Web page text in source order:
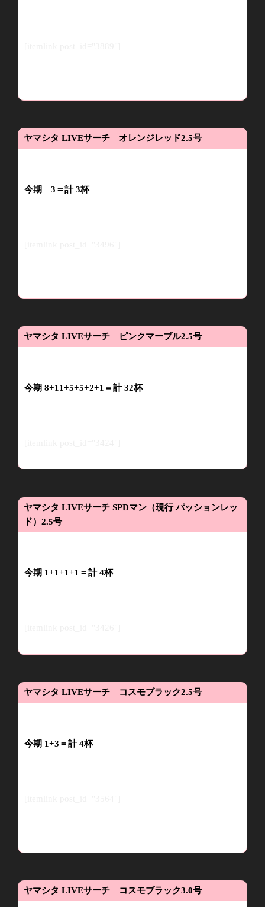
ヤマシタ LIVEサーチ オレンジレッド2.5号
今期 3 ＝計3杯
ヤマシタ LIVEサーチ ピンクマーブル2.5号
今期 8+11+5+5+2+1 ＝計32杯
ヤマシタ LIVEサーチ SPDマン（現行 パッションレッ
ド） 2.5号
今期 1+1+1+1 ＝計4杯
ヤマシタ LIVEサーチ コスモブラック2.5号
今期 1+3 ＝計4杯
ヤマシタ LIVEサーチ コスモブラック3.0号